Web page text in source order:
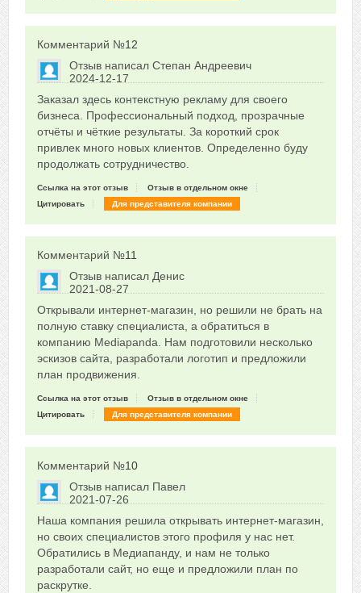
Комментарий №12
Отзыв написал Степан Андреевич
2024-12-17
0
Сказать друзьям об отзыве
Заказал здесь контекстную рекламу для своего
бизнеса. Профессиональный подход, прозрачные
отчёты и чёткие результаты. За короткий срок
привлек много новых клиентов. Определенно буду
продолжать сотрудничество.
Ссылка на этот отзыв
Отзыв в отдельном окне
Цитировать
Для представителя компании
Комментарий №11
Отзыв написал Денис
2021-08-27
0
Сказать друзьям об отзыве
Открывали интернет-магазин, но решили не брать на
полную ставку специалиста, а обратиться в
компанию Mediapanda. Нам подготовили несколько
эскизов сайта, разработали логотип и предложили
план продвижения.
Ссылка на этот отзыв
Отзыв в отдельном окне
Цитировать
Для представителя компании
Комментарий №10
Отзыв написал Павел
2021-07-26
0
Сказать друзьям об отзыве
Наша компания решила открывать интернет-магазин,
но своих специалистов этого профиля у нас нет.
Обратились в Медиапанду, и нам не только
разработали сайт, но еще и предложили план по
раскрутке.